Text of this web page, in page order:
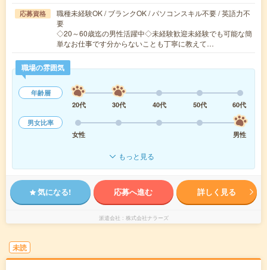
応募資格
職種未経験OK / ブランクOK / パソコンスキル不要 / 英語力不
要
◇20～60歳迄の男性活躍中◇未経験歓迎未経験でも可能な簡
単なお仕事です分からないことも丁寧に教えて…
職場の雰囲気
年齢層
20代
30代 40代 50代
60代
男女比率
女性
男性
もっと見る
気になる! 応募へ進む 詳しく見る
派遣会社 株式会社ナラーズ
未読